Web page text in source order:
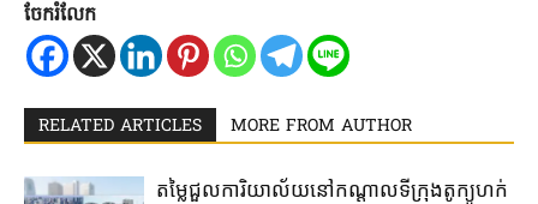
ចែករំលែក
RELATED ARTICLES MORE FROM AUTHOR
តម្លៃជួល​ការិយាល័យ​នៅ​កណ្តាល​ទីក្រុងតូក្យូ​ហក់​